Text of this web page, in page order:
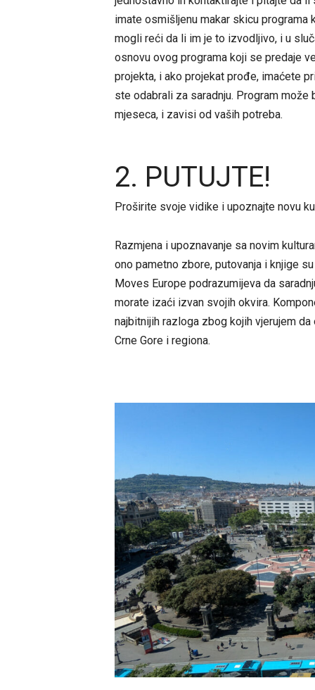
imate osmišljenu makar skicu
mogli reći da li im je to izvodljivo, i u
osnovu ovog programa koji se predaje
projekta, i ako projekat prođe, imaćete
ste odabrali za saradnju. Program
mjeseca, i zavisi od vaših potreba.
2. PUTUJTE!
Proširite svoje vidike i upoznajte novu
Razmjena i upoznavanje sa novim
ono pametno zbore, putovanja i knjige
Moves Europe podrazumijeva da
morate izaći izvan svojih okvira.
najbitnijih razloga zbog kojih vjerujem
Crne Gore i regiona.